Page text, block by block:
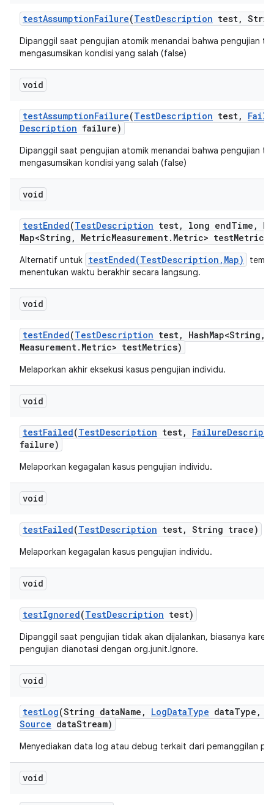
testAssumptionFailure(TestDescription test,
Dipanggil saat pengujian atomik menandai bahwa pengujian
mengasumsikan kondisi yang salah (false)
void
testAssumptionFailure(TestDescription test,
Description failure)
Dipanggil saat pengujian atomik menandai bahwa pengujian
mengasumsikan kondisi yang salah (false)
void
testEnded(TestDescription test, long endTime ,
Map<String , MetricMeasurement. Metric> testMetrics)
Alternatif untuk testEnded(TestDescription,Map)
menentukan waktu berakhir secara langsung.
void
testEnded(TestDescription test, HashMap<String ,
Measurement. Metric> testMetrics)
Melaporkan akhir eksekusi kasus pengujian individu.
void
testFailed(TestDescription test, Failure
failure)
Melaporkan kegagalan kasus pengujian individu.
void
testFailed(TestDescription test, String trace)
Melaporkan kegagalan kasus pengujian individu.
void
testIgnored(TestDescription test)
Dipanggil saat pengujian tidak akan dijalankan, biasanya
pengujian dianotasi dengan org.junit.Ignore.
void
testLog(String dataName , LogDataType dataType ,
Source dataStream)
Menyediakan data log atau debug terkait dari pemanggilan
void